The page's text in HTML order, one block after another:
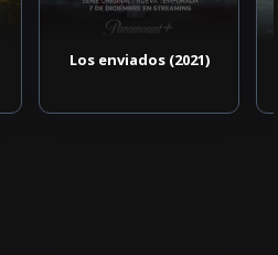
Los enviados (2021)